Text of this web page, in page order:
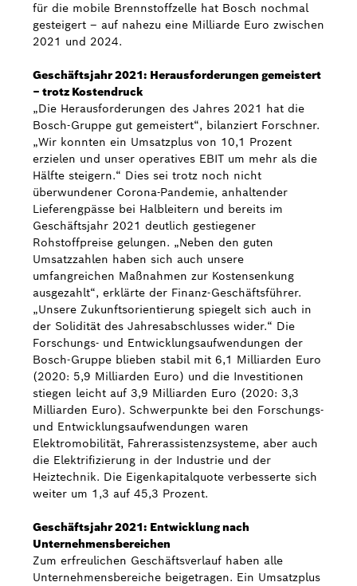
für die mobile Brennstoffzelle hat Bosch nochmal
gesteigert – auf nahezu eine Milliarde Euro zwischen
2021 und 2024.
Geschäftsjahr 2021: Herausforderungen gemeistert
– trotz Kostendruck
„Die Herausforderungen des Jahres 2021 hat die
Bosch-Gruppe gut gemeistert“, bilanziert Forschner.
„Wir konnten ein Umsatzplus von 10,1 Prozent
erzielen und unser operatives EBIT um mehr als die
Hälfte steigern.“ Dies sei trotz noch nicht
überwundener Corona-Pandemie, anhaltender
Lieferengpässe bei Halbleitern und bereits im
Geschäftsjahr 2021 deutlich gestiegener
Rohstoffpreise gelungen. „Neben den guten
Umsatzzahlen haben sich auch unsere
umfangreichen Maßnahmen zur Kostensenkung
ausgezahlt“, erklärte der Finanz-Geschäftsführer.
„Unsere Zukunftsorientierung spiegelt sich auch in
der Solidität des Jahresabschlusses wider.“ Die
Forschungs- und Entwicklungsaufwendungen der
Bosch-Gruppe blieben stabil mit 6,1 Milliarden Euro
(2020: 5,9 Milliarden Euro) und die Investitionen
stiegen leicht auf 3,9 Milliarden Euro (2020: 3,3
Milliarden Euro). Schwerpunkte bei den Forschungs-
und Entwicklungsaufwendungen waren
Elektromobilität, Fahrerassistenzsysteme, aber auch
die Elektrifizierung in der Industrie und der
Heiztechnik. Die Eigenkapitalquote verbesserte sich
weiter um 1,3 auf 45,3 Prozent.
Geschäftsjahr 2021: Entwicklung nach
Unternehmensbereichen
Zum erfreulichen Geschäftsverlauf haben alle
Unternehmensbereiche beigetragen. Ein Umsatzplus